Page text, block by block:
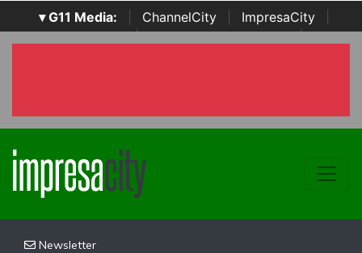
▾ G11 Media: ChannelCity ImpresaCity
SecurityOpenLab | Italian Channel Awards | Italian
Newsletter